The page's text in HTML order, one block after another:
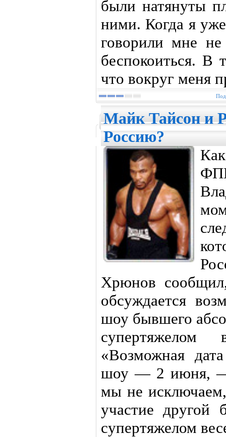
были натянуты
ними. Когда я
говорили мне
беспокоиться. В
что вокруг меня
Майк Тайсон и
Россию?
Хрюнов
обсуждается
шоу бывшего
«Возможная
шоу — 2 июня, —
мы не
участие
супертяжелом